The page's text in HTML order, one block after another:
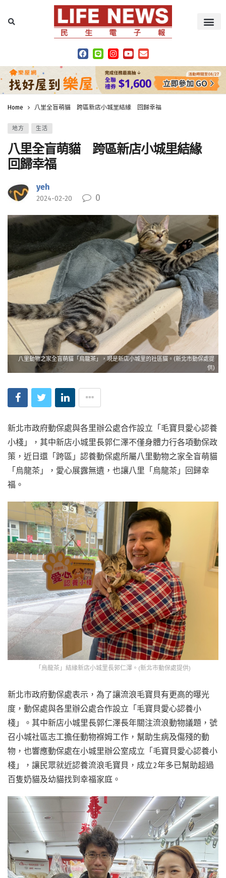
Home 八里全盲萌貓 跨區新店小城里結緣 回歸幸福
地方 生活
八里全盲萌貓 跨區新店小城里結緣
回歸幸福
yeh
2024-02-20 0
八里動物之家全盲萌貓「烏龍茶」，現是新店小城里的社區貓。(新北市動保處提
供)
新北市政府動保處與各里辦公處合作設立「毛寶貝愛心認養
小棧」，其中新店小城里長郭仁澤不僅身體力行各項動保政
策，近日還「跨區」認養動保處所屬八里動物之家全盲萌貓
「烏龍茶」，愛心展露無遺，也讓八里「烏龍茶」回歸幸
福。
「烏龍茶」結緣新店小城里長郭仁澤。(新北市動保處提供)
新北市政府動保處表示，為了讓流浪毛寶貝有更高的曝光
度，動保處與各里辦公處合作設立「毛寶貝愛心認養小
棧」。其中新店小城里長郭仁澤長年關注流浪動物議題，號
召小城社區志工擔任動物褓姆工作，幫助生病及傷殘的動
物，也響應動保處在小城里辦公室成立「毛寶貝愛心認養小
棧」，讓民眾就近認養流浪毛寶貝，成立2年多已幫助超過
百隻奶貓及幼貓找到幸福家庭。